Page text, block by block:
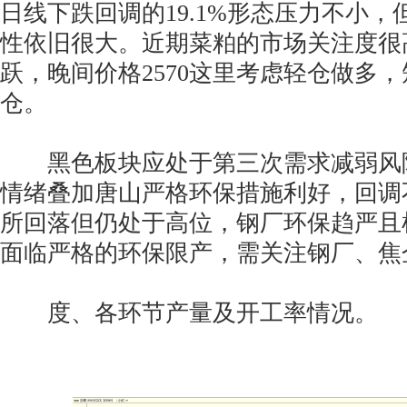
日线下跌回调的19.1%形态压力不小，
性依旧很大。近期菜粕的市场关注度
跃，晚间价格2570这里考虑轻仓做多
仓。
黑色板块应处于第三次需求减弱风
情绪叠加唐山严格环保措施利好，回
所回落但仍处于高位，钢厂环保趋严
面临严格的环保限产，需关注钢厂、
度、各环节产量及开工率情况。